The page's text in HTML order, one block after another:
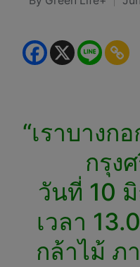
Posted
“เราบางก
กรุง
วันที่ 10
เวลา
กล้าไม้ ภ